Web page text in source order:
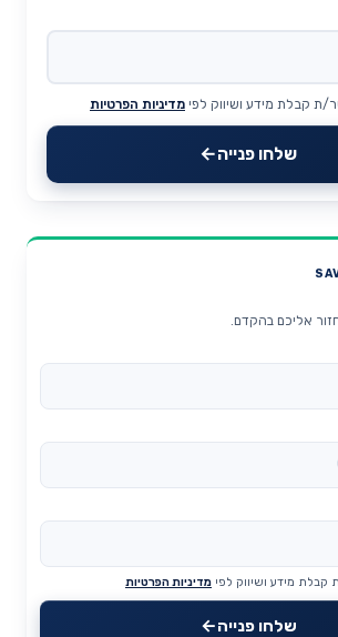
ת קבלת מידע ושיווק לפי מדיניות הפרטיות
שלחו פנייה
אליכם בהקדם.
מידע ושיווק לפי מדיניות הפרטיות
שלחו פנייה